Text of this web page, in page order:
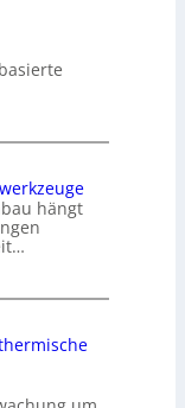
hängt